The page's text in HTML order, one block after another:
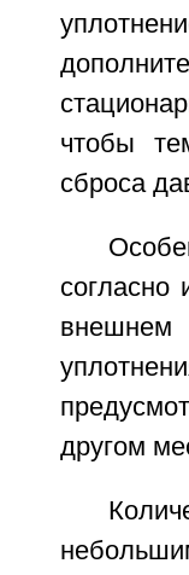
чтобы
сброса
согласно
внешнем
другом